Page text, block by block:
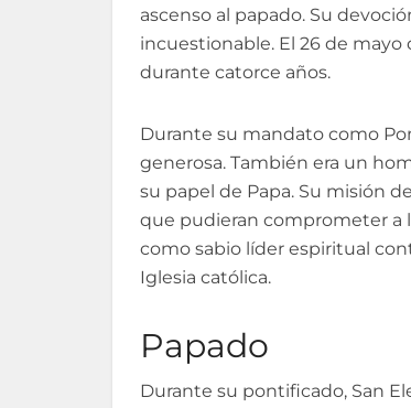
ascenso al papado. Su
incuestionable. El 26 de
durante catorce años.
Durante su mandato como
generosa. También era un
su papel de Papa. Su misión
que pudieran comprometer a
como sabio líder espiritual
Iglesia católica.
Papado
Durante su pontificado, San